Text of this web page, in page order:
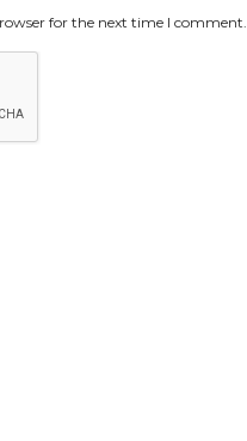
for the next time I comment.